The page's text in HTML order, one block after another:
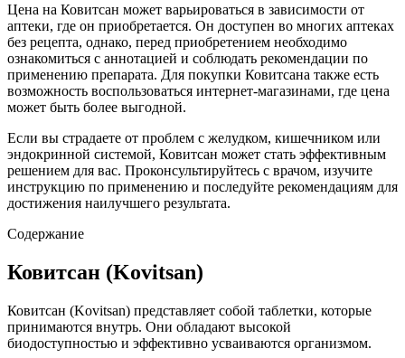
Цена на Ковитсан может варьироваться в зависимости от
аптеки, где он приобретается. Он доступен во многих аптеках
без рецепта, однако, перед приобретением необходимо
ознакомиться с аннотацией и соблюдать рекомендации по
применению препарата. Для покупки Ковитсана также есть
возможность воспользоваться интернет-магазинами, где цена
может быть более выгодной.
Если вы страдаете от проблем с желудком, кишечником или
эндокринной системой, Ковитсан может стать эффективным
решением для вас. Проконсультируйтесь с врачом, изучите
инструкцию по применению и последуйте рекомендациям для
достижения наилучшего результата.
Содержание
Ковитсан (Kovitsan)
Ковитсан (Kovitsan) представляет собой таблетки, которые
принимаются внутрь. Они обладают высокой
биодоступностью и эффективно усваиваются организмом.